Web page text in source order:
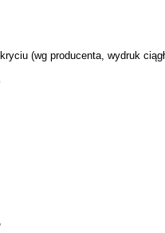
(wg producenta, wydruk